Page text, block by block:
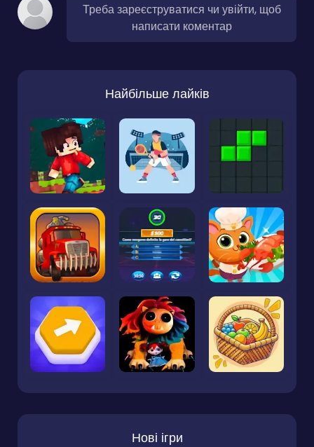
Треба зареєструватися чи увійти, щоб
написати коментар
Найбільше лайків
Нові ігри